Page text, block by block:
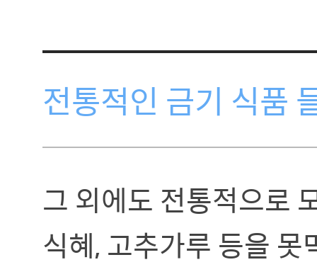
전통적인 금기 식품
그 외에도 전통적으로
식혜, 고추가루 등을